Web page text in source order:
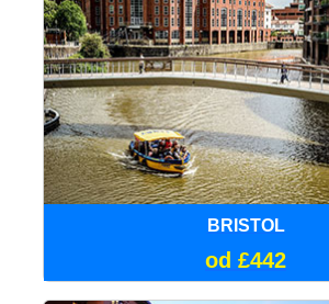
BRISTOL
od £442